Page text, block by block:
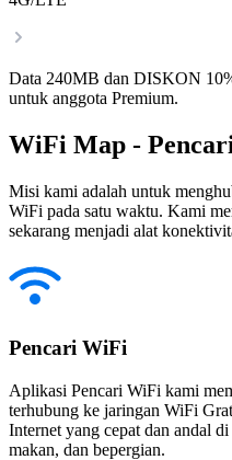
Data 240MB dan DISKON
untuk anggota Premium.
WiFi Map -
Misi kami adalah untuk
WiFi pada satu waktu. Kami
sekarang menjadi alat
Pencari WiFi
Aplikasi Pencari WiFi kami
terhubung ke jaringan WiFi
Internet yang cepat dan andal
makan, dan bepergian.